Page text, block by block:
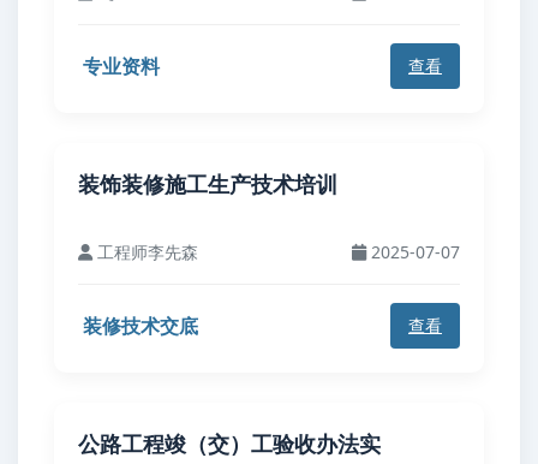
专业资料 查看
装饰装修施工生产技术培训
工程师李先森 2025-07-07
装修技术交底 查看
公路工程竣（交）工验收办法实